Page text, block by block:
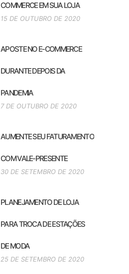
COMMERCE EM SUA LOJA
15 DE OUTUBRO DE 2020
APOSTE NO E-COMMERCE
DURANTE DEPOIS DA
PANDEMIA
7 DE OUTUBRO DE 2020
AUMENTE SEU FATURAMENTO
COM VALE-PRESENTE
30 DE SETEMBRO DE 2020
PLANEJAMENTO DE LOJA
PARA TROCA DE ESTAÇÕES
DE MODA
25 DE SETEMBRO DE 2020